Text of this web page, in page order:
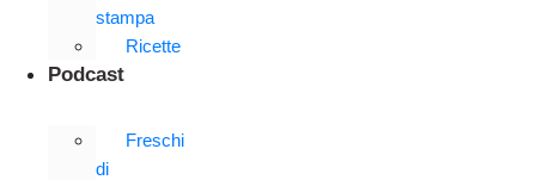
stampa
Ricette
Podcast
Freschi
di